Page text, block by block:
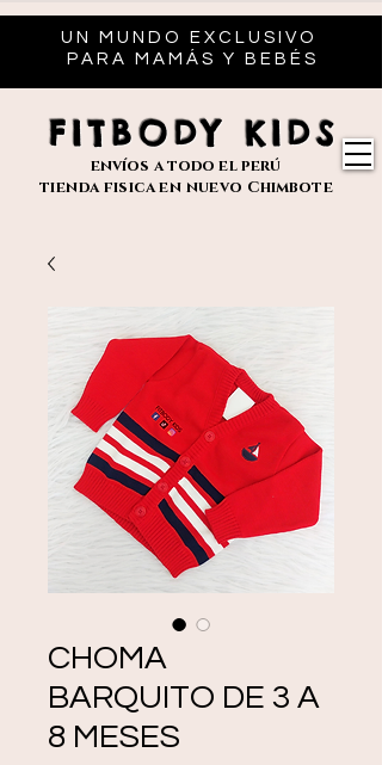
UN MUNDO EXCLUSIVO
PARA MAMÁS Y BEBÉS
FITBODY KIDS
envíos a todo el perú
tienda fisica en nuevo Chimbote
CHOMA
BARQUITO DE 3 A
8 MESES